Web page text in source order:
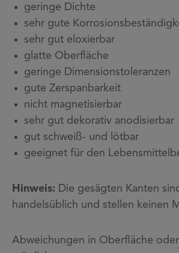
geringe Dichte
sehr gute
sehr gut eloxierbar
glatte Oberfläche
geringe Dimensionstoleranzen
gute Zerspanbarkeit
nicht magnetisierbar
sehr gut dekorativ anodisierbar
gut schweiß- und lötbar
geeignet für den
Hinweis: Die gesägten Kanten
handelsüblich und stellen keinen
Abweichungen in Oberfläche